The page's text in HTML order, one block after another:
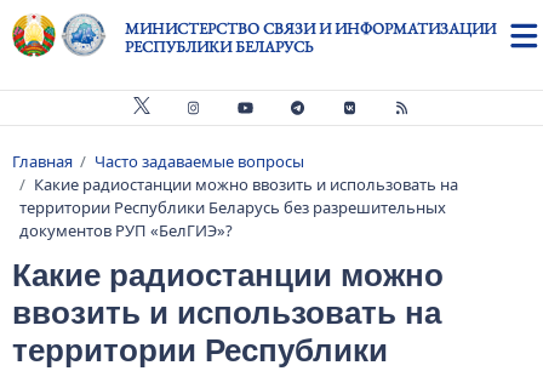
Перейти к основному содержанию
МИНИСТЕРСТВО СВЯЗИ И ИНФОРМАТИЗАЦИИ
РЕСПУБЛИКИ БЕЛАРУСЬ
Строка навигации
Главная
Часто задаваемые вопросы
Какие радиостанции можно ввозить и использовать на
территории Республики Беларусь без разрешительных
документов РУП «БелГИЭ»?
Какие радиостанции можно
ввозить и использовать на
территории Республики